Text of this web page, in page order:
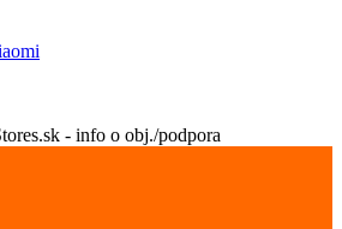
- info o obj./podpora